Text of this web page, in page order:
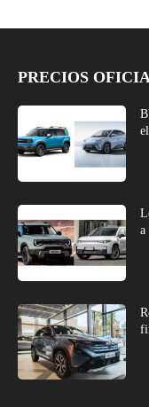
PRECIOS
a